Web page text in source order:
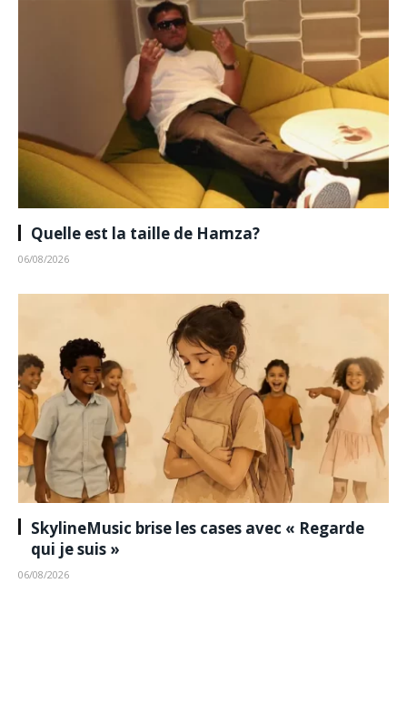
Quelle est la taille de Hamza?
06/08/2026
SkylineMusic brise les cases avec « Regarde
qui je suis »
06/08/2026